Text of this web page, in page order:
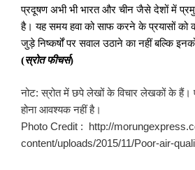
प्रदूषण अभी भी भारत और चीन जैसे देशों में
है। यह समय हवा को साफ करने के प्रयासों को
जुड़े निष्कर्षों पर सवाल उठाने का नहीं बल्कि
(स्रोत फीचर्स)
नोट: स्रोत में छपे लेखों के विचार लेखकों के
होना आवश्यक नहीं है।
Photo Credit : http://
content/uploads/2015/11/Poor-air-